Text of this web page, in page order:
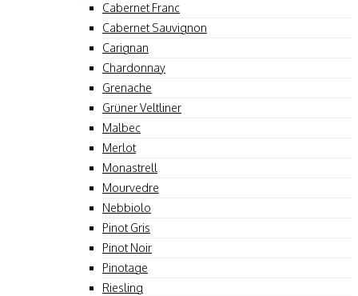
Cabernet Franc
Cabernet Sauvignon
Carignan
Chardonnay
Grenache
Grüner Veltliner
Malbec
Merlot
Monastrell
Mourvedre
Nebbiolo
Pinot Gris
Pinot Noir
Pinotage
Riesling